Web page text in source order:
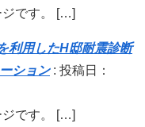
ジです。 […]
用したH邸耐震診断
ション: 投稿日：
ジです。 […]